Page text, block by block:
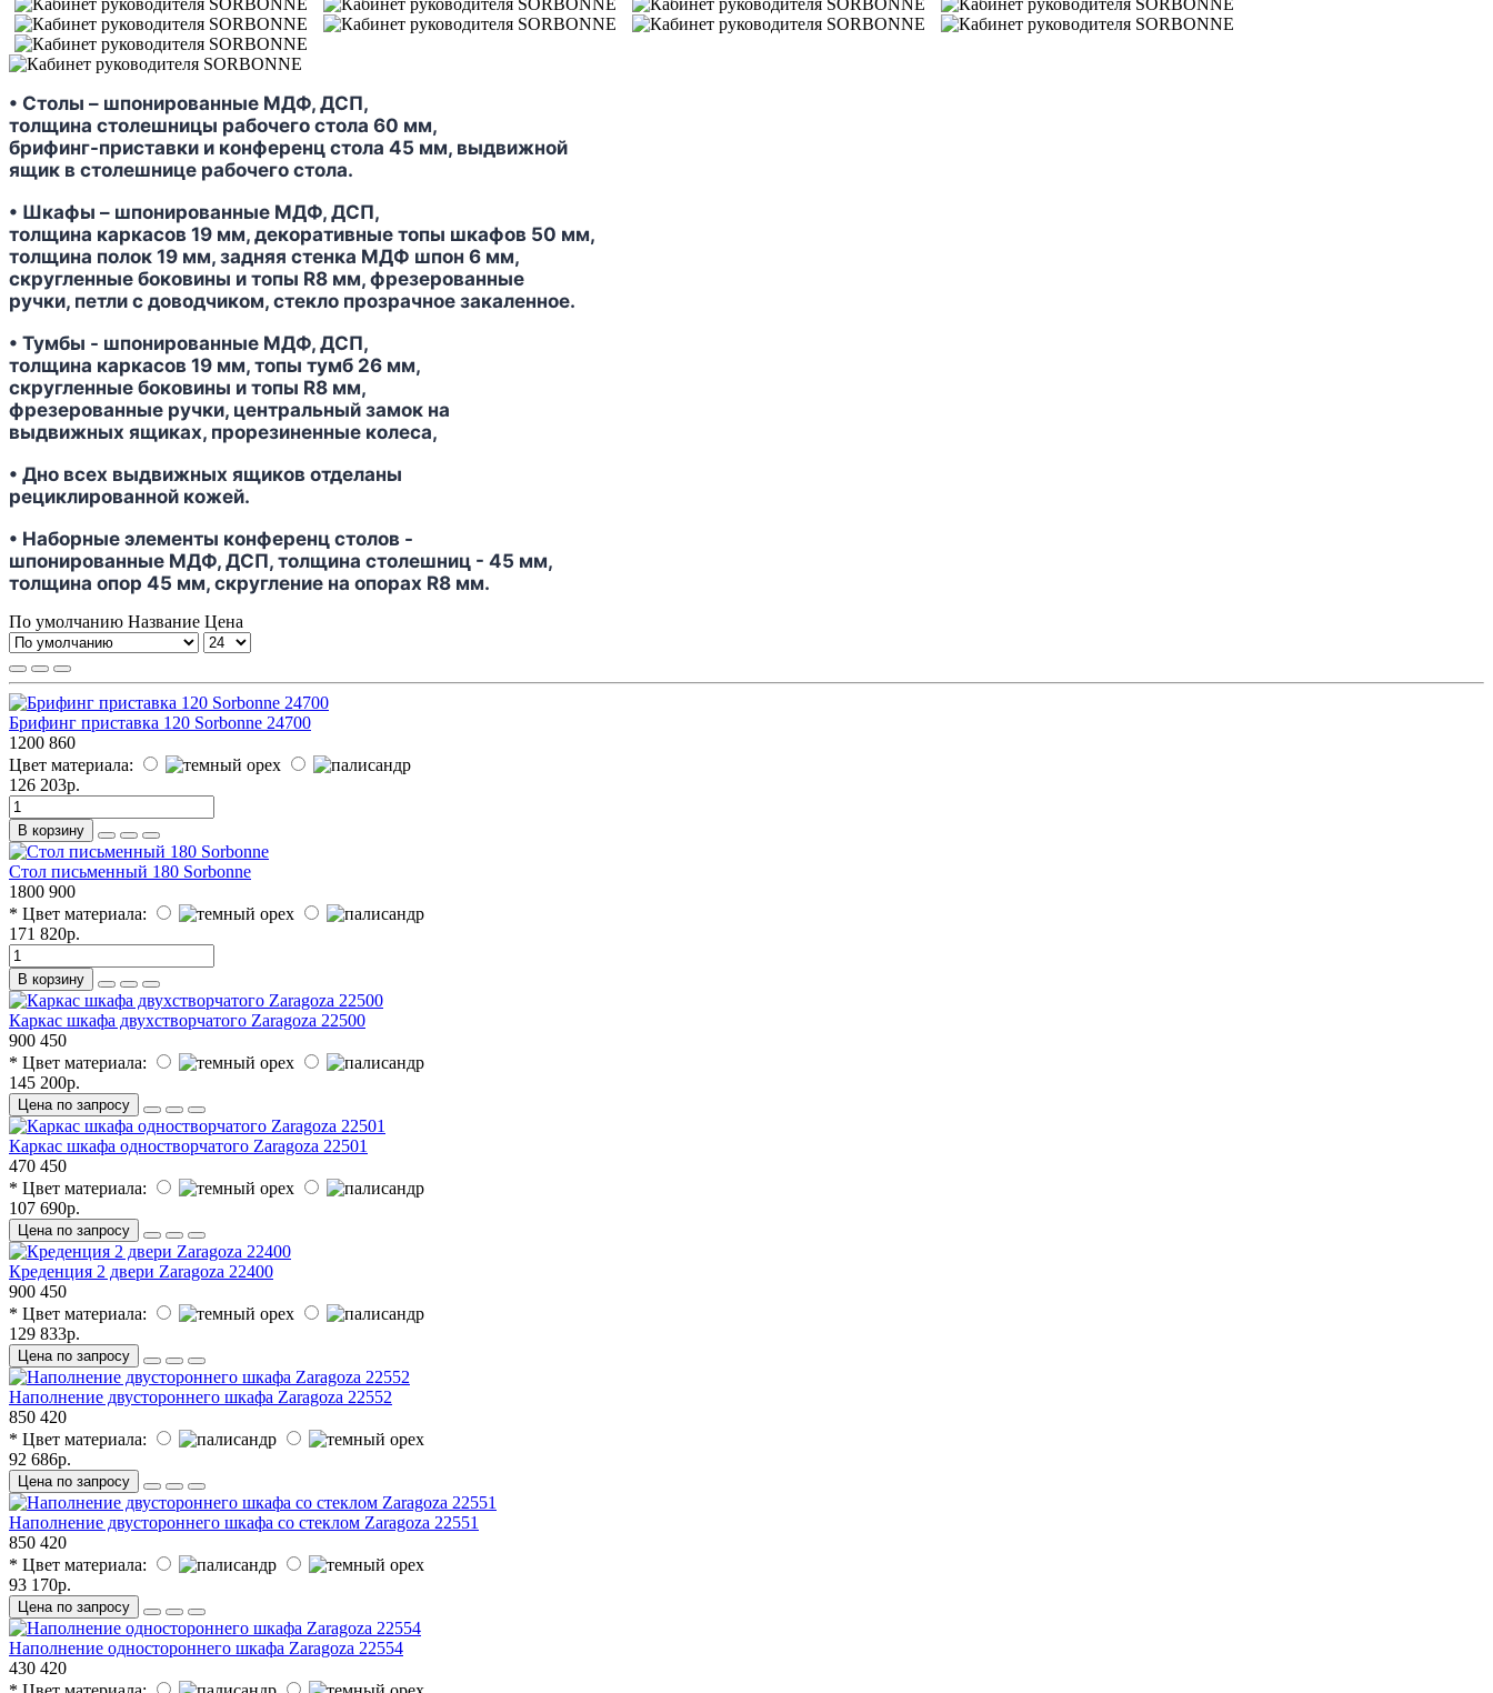
• Столы – шпонированные МДФ, ДСП,
толщина столешницы рабочего стола 60 мм,
брифинг-приставки и конференц стола 45 мм, выдвижной
ящик в столешнице рабочего стола.
• Шкафы – шпонированные МДФ, ДСП,
толщина каркасов 19 мм, декоративные топы шкафов 50 мм,
толщина полок 19 мм, задняя стенка МДФ шпон 6 мм,
скругленные боковины и топы R8 мм, фрезерованные
ручки, петли с доводчиком, стекло прозрачное закаленное.
• Тумбы - шпонированные МДФ, ДСП,
толщина каркасов 19 мм, топы тумб 26 мм,
скругленные боковины и топы R8 мм,
фрезерованные ручки, центральный замок на
выдвижных ящиках, прорезиненные колеса,
• Дно всех выдвижных ящиков отделаны
рециклированной кожей.
• Наборные элементы конференц столов -
шпонированные МДФ, ДСП, толщина столешниц - 45 мм,
толщина опор 45 мм, скругление на опорах R8 мм.
По умолчанию Название Цена
Брифинг приставка 120 Sorbonne 24700
1200 860
Цвет материала:
126 203р.
В корзину
Стол письменный 180 Sorbonne
1800 900
* Цвет материала:
171 820р.
В корзину
Каркас шкафа двухстворчатого Zaragoza 22500
900 450
* Цвет материала:
145 200р.
Цена по запросу
Каркас шкафа одностворчатого Zaragoza 22501
470 450
* Цвет материала:
107 690р.
Цена по запросу
Креденция 2 двери Zaragoza 22400
900 450
* Цвет материала:
129 833р.
Цена по запросу
Наполнение двустороннего шкафа Zaragoza 22552
850 420
* Цвет материала:
92 686р.
Цена по запросу
Наполнение двустороннего шкафа со стеклом Zaragoza 22551
850 420
* Цвет материала:
93 170р.
Цена по запросу
Наполнение одностороннего шкафа Zaragoza 22554
430 420